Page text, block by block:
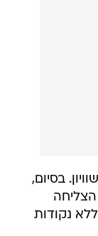
בסיום,
ללא נקודות